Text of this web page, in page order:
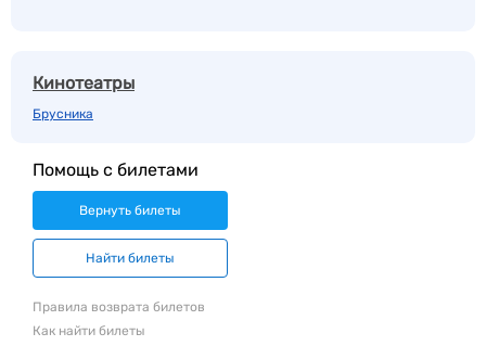
Кинотеатры
Брусника
Помощь с билетами
Вернуть билеты
Найти билеты
Правила возврата билетов
Как найти билеты